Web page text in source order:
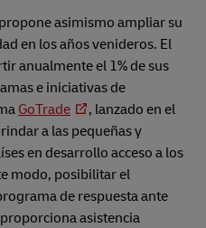
asimismo ampliar su
en los años venideros. El
anualmente el 1% de sus
e iniciativas de
GoTrade
, lanzado en el
a las pequeñas y
en desarrollo acceso a los
modo, posibilitar el
de respuesta ante
proporciona asistencia